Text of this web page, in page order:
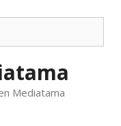
Mediatama